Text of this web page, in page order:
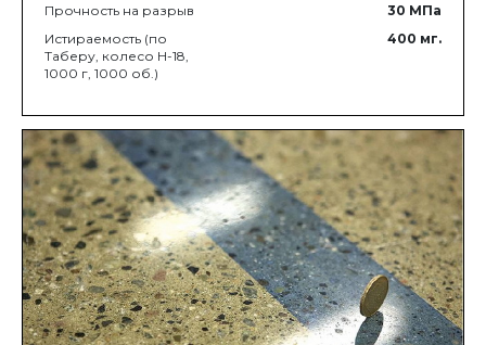
Прочность на разрыв 30 МПа
Истираемость (по
Таберу, колесо Н-18,
1000 г, 1000 об.)
400 мг.